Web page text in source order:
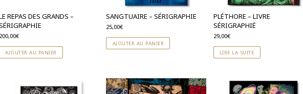
REPAS DES GRANDS –
200,00€
AJOUTER AU PANIER
SANGTUAIRE – SÉRIGRAPHIE
25,00€
AJOUTER AU PANIER
PLÉTHORE – LIVRE
SÉRIGRAPHIÉ
29,00€
LIRE LA SUITE